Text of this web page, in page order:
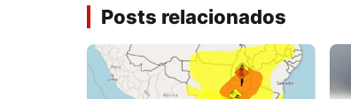
Posts relacionados